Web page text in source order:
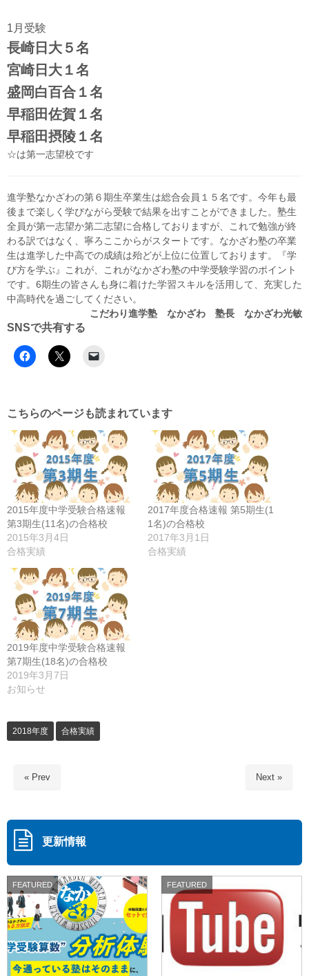
1月受験
長崎日大５名
宮崎日大１名
盛岡白百合１名
早稲田佐賀１名
早稲田摂陵１名
☆は第一志望校です
進学塾なかざわの第６期生卒業生は総合会員１５名です。今年も最
後まで楽しく学びながら受験で結果を出すことができました。塾生
全員が第一志望か第二志望に合格しておりますが、これで勉強が終
わる訳ではなく、寧ろここからがスタートです。なかざわ塾の卒業
生は進学した中高での成績は殆どが上位に位置しております。『学
び方を学ぶ』これが、これがなかざわ塾の中学受験学習のポイント
です。6期生の皆さんも身に着けた学習スキルを活用して、充実した
中高時代を過ごしてください。
こだわり進学塾 なかざわ 塾長 なかざわ光敏
SNSで共有する
こちらのページも読まれています
2015年度中学受験合格速報
第3期生(11名)の合格校
2015年3月4日
合格実績
2017年度合格速報 第5期生(1
1名)の合格校
2017年3月1日
合格実績
2019年度中学受験合格速報
第7期生(18名)の合格校
2019年3月7日
お知らせ
2018年度 合格実績
« Prev Next »
更新情報
FEATURED FEATURED